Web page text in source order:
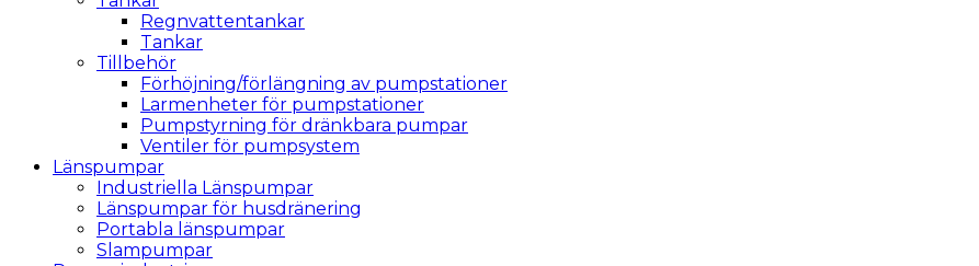
Regnvattentankar
Tankar
Tillbehör
Förhöjning/förlängning av pumpstationer
Larmenheter för pumpstationer
Pumpstyrning för dränkbara pumpar
Ventiler för pumpsystem
Länspumpar
Industriella Länspumpar
Länspumpar för husdränering
Portabla länspumpar
Slampumpar